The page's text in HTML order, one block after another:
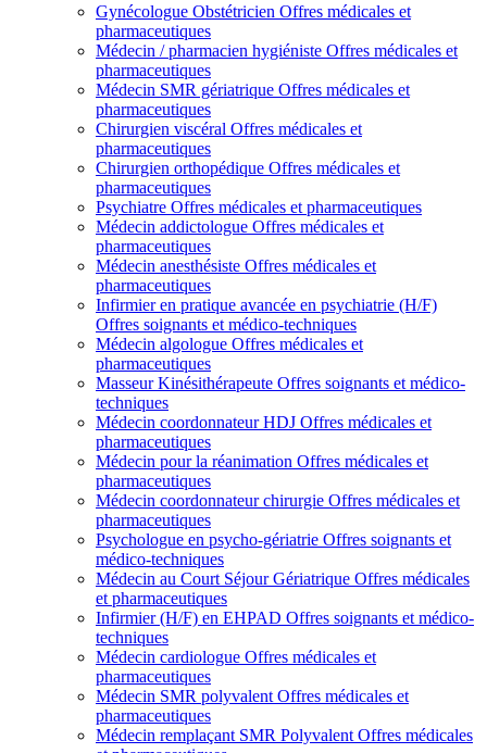
Gynécologue Obstétricien Offres médicales et
pharmaceutiques
Médecin / pharmacien hygiéniste Offres médicales et
pharmaceutiques
Médecin SMR gériatrique Offres médicales et
pharmaceutiques
Chirurgien viscéral Offres médicales et
pharmaceutiques
Chirurgien orthopédique Offres médicales et
pharmaceutiques
Psychiatre Offres médicales et pharmaceutiques
Médecin addictologue Offres médicales et
pharmaceutiques
Médecin anesthésiste Offres médicales et
pharmaceutiques
Infirmier en pratique avancée en psychiatrie (H/F)
Offres soignants et médico-techniques
Médecin algologue Offres médicales et
pharmaceutiques
Masseur Kinésithérapeute Offres soignants et médico-
techniques
Médecin coordonnateur HDJ Offres médicales et
pharmaceutiques
Médecin pour la réanimation Offres médicales et
pharmaceutiques
Médecin coordonnateur chirurgie Offres médicales et
pharmaceutiques
Psychologue en psycho-gériatrie Offres soignants et
médico-techniques
Médecin au Court Séjour Gériatrique Offres médicales
et pharmaceutiques
Infirmier (H/F) en EHPAD Offres soignants et médico-
techniques
Médecin cardiologue Offres médicales et
pharmaceutiques
Médecin SMR polyvalent Offres médicales et
pharmaceutiques
Médecin remplaçant SMR Polyvalent Offres médicales